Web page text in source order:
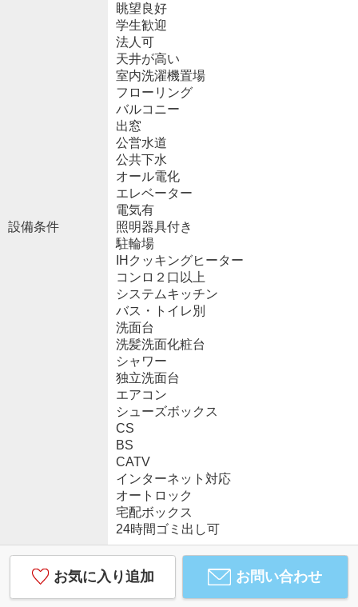
設備条件
眺望良好
学生歓迎
法人可
天井が高い
室内洗濯機置場
フローリング
バルコニー
出窓
公営水道
公共下水
オール電化
エレベーター
電気有
照明器具付き
駐輪場
IHクッキングヒーター
コンロ２口以上
システムキッチン
バス・トイレ別
洗面台
洗髪洗面化粧台
シャワー
独立洗面台
エアコン
シューズボックス
CS
BS
CATV
インターネット対応
オートロック
宅配ボックス
24時間ゴミ出し可
お気に入り追加 お問い合わせ